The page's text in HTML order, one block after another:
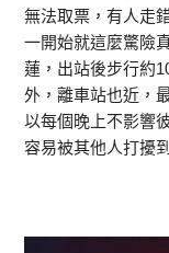
無法取票，有人走
一開始就這麼驚險
蓮，出站後步行約
外，離車站也近，
以每個晚上不影響
容易被其他人打擾